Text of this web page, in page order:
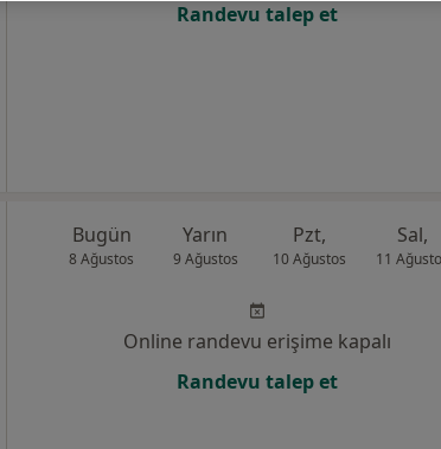
Randevu talep et
Bugün
8 Ağustos
Yarın
9 Ağustos
Pzt,
10 Ağustos
Sal,
11
Online randevu erişime kapalı
Randevu talep et